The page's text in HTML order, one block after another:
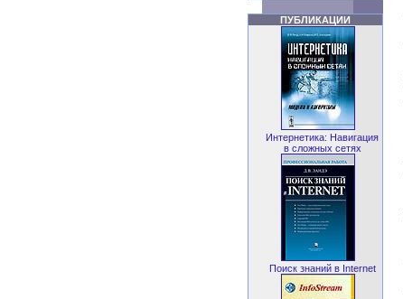
ПУБЛИКАЦИИ
Интернетика: Навигация
в сложных сетях
Поиск знаний в Internet